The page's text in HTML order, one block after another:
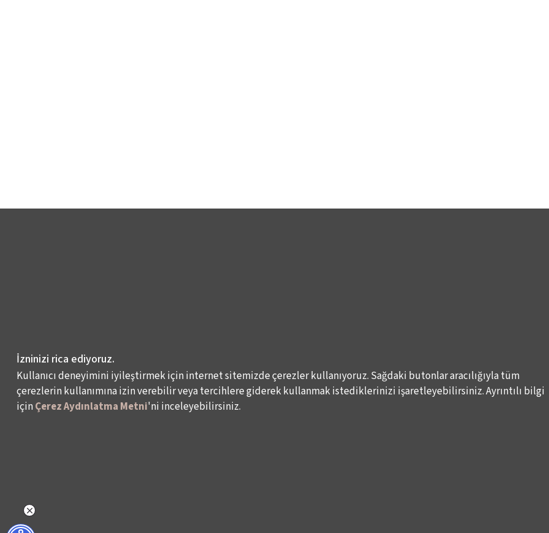
NELER YAPIYORUZ?
İzninizi rica ediyoruz.
Kullanıcı deneyimini iyileştirmek için internet sitemizde çerezler kullanıyoruz. Sağdaki butonlar aracılığıyla tüm
çerezlerin kullanımına izin verebilir veya tercihlere giderek kullanmak istediklerinizi işaretleyebilirsiniz. Ayrıntılı bilgi
için Çerez Aydınlatma Metni'ni inceleyebilirsiniz.